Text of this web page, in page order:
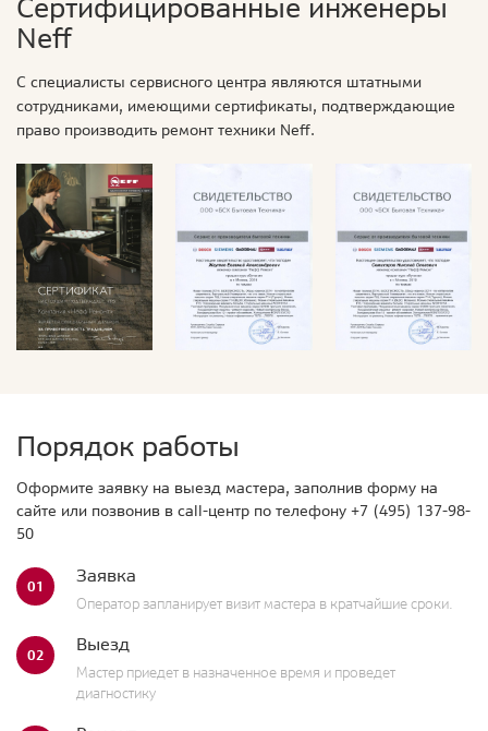
Neff
С специалисты сервисного центра являются штатными
сотрудниками, имеющими сертификаты, подтверждающие
право производить ремонт техники Neff.
Порядок работы
Оформите заявку на выезд мастера, заполнив форму на
сайте или позвонив в call-центр по телефону +7 (495) 137-98-
50
01 Заявка
Оператор запланирует визит мастера в кратчайшие сроки.
02 Выезд
Мастер приедет в назначенное время и проведет
диагностику